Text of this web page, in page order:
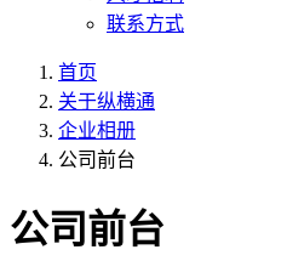
联系方式
首页
关于纵横通
企业相册
公司前台
公司前台